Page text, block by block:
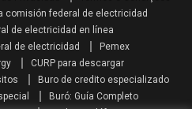
comisión federal de electricidad
de electricidad en línea
de electricidad
Pemex
CURP para descargar
Buro de credito especializado
Buró: Guía Completo